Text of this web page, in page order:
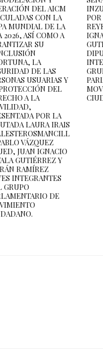
DEL AICM
CON LA
MUNDIAL DE LA
2026, ASÍ COMO A
SU
LA
DE LAS
USUARIAS Y
DEL
A LA
POR LA
LAURA IRAIS
VÁZQUEZ
JUAN IGNACIO
GUTIÉRREZ Y
RAMÍREZ
INTEGRANTES
GRUPO
DE